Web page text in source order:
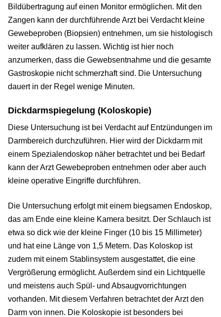
Bildübertragung auf einen Monitor ermöglichen. Mit den
Zangen kann der durchführende Arzt bei Verdacht kleine
Gewebeproben (Biopsien) entnehmen, um sie histologisch
weiter aufklären zu lassen. Wichtig ist hier noch
anzumerken, dass die Gewebsentnahme und die gesamte
Gastroskopie nicht schmerzhaft sind. Die Untersuchung
dauert in der Regel wenige Minuten.
Dickdarmspiegelung (Koloskopie)
Diese Untersuchung ist bei Verdacht auf Entzündungen im
Darmbereich durchzuführen. Hier wird der Dickdarm mit
einem Spezialendoskop näher betrachtet und bei Bedarf
kann der Arzt Gewebeproben entnehmen oder aber auch
kleine operative Eingriffe durchführen.
Die Untersuchung erfolgt mit einem biegsamen Endoskop,
das am Ende eine kleine Kamera besitzt. Der Schlauch ist
etwa so dick wie der kleine Finger (10 bis 15 Millimeter)
und hat eine Länge von 1,5 Metern. Das Koloskop ist
zudem mit einem Stablinsystem ausgestattet, die eine
Vergrößerung ermöglicht. Außerdem sind ein Lichtquelle
und meistens auch Spül- und Absaugvorrichtungen
vorhanden. Mit diesem Verfahren betrachtet der Arzt den
Darm von innen. Die Koloskopie ist besonders bei